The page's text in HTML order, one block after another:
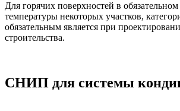
Для горячих поверхностей в
температуры некоторых участков,
обязательным является при
строительства.
СНИП для системы